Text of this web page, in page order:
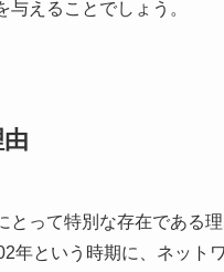
えることでしょう。
とって特別な存在である
年という時期に、ネット